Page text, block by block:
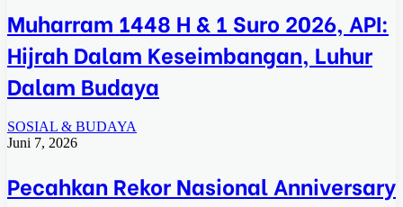
Muharram 1448 H & 1 Suro 2026, API:
Hijrah Dalam Keseimbangan, Luhur
Dalam Budaya
SOSIAL & BUDAYA
Juni 7, 2026
Pecahkan Rekor Nasional Anniversary